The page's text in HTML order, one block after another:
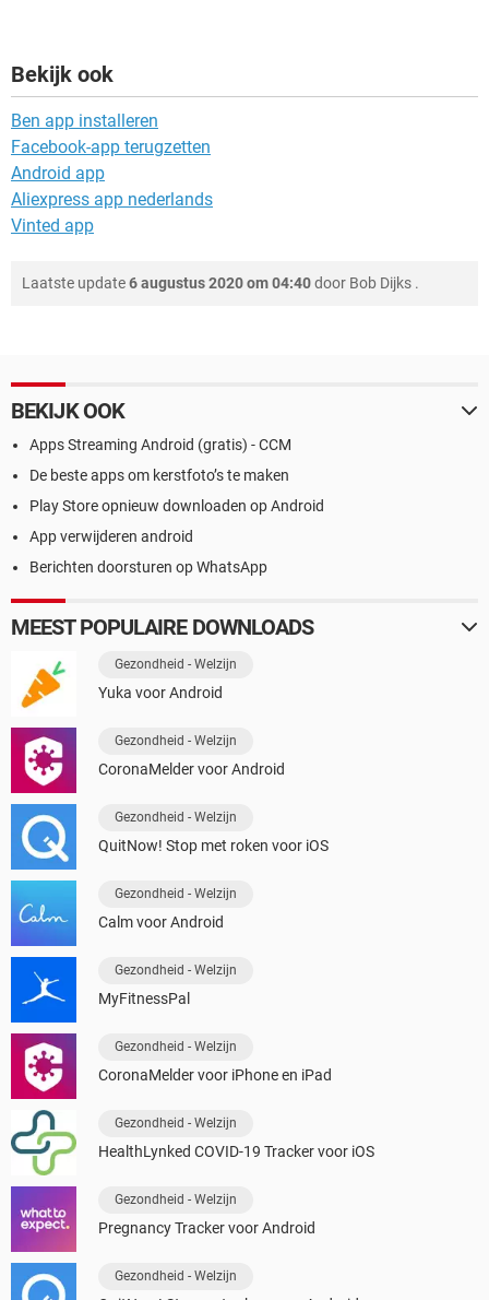
Bekijk ook
Ben app installeren
Facebook-app terugzetten
Android app
Aliexpress app nederlands
Vinted app
Laatste update6 augustus 2020 om 04:40door Bob Dijks .
BEKIJK OOK
Apps Streaming Android (gratis) - CCM
De beste apps om kerstfoto’s te maken
Play Store opnieuw downloaden op Android
App verwijderen android
Berichten doorsturen op WhatsApp
MEEST POPULAIRE DOWNLOADS
Gezondheid - Welzijn
Yuka voor Android
Gezondheid - Welzijn
CoronaMelder voor Android
Gezondheid - Welzijn
QuitNow! Stop met roken voor iOS
Gezondheid - Welzijn
Calm voor Android
Gezondheid - Welzijn
MyFitnessPal
Gezondheid - Welzijn
CoronaMelder voor iPhone en iPad
Gezondheid - Welzijn
HealthLynked COVID-19 Tracker voor iOS
Gezondheid - Welzijn
Pregnancy Tracker voor Android
Gezondheid - Welzijn